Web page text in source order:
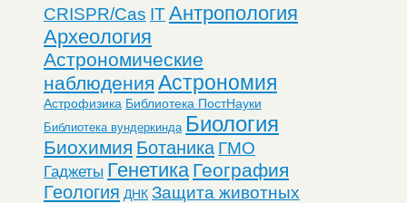
CRISPR/Cas ITАнтропология
Археология
Астрономические
наблюдения Астрономия
Астрофизика Библиотека ПостНауки
Библиотека вундеркинда Биология
Биохимия Ботаника ГМО
Гаджеты Генетика География
Геология ДНК Защита животных